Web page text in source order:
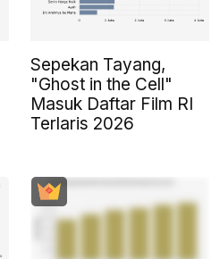
Sepekan Tayang,
"Ghost in the Cell"
Masuk Daftar Film RI
Terlaris 2026